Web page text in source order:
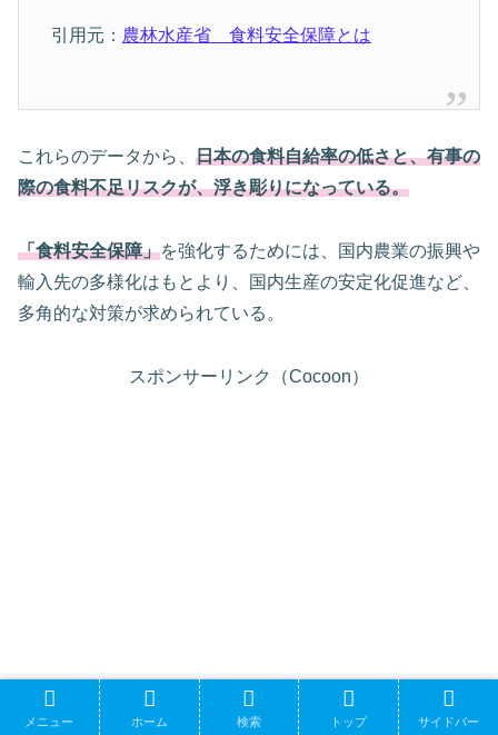
引用元： 農林水産省 食料安全保障とは
これらのデータから、 日本の食料自給率の低さと、有事の
際の食料不足リスクが、浮き彫りになっている。
「食料安全保障」を強化するためには、国内農業の振興や
輸入先の多様化はもとより、国内生産の安定化促進など、
多角的な対策が求められている。
スポンサーリンク（Cocoon）
メニュー ホーム 検索 トップ サイドバー